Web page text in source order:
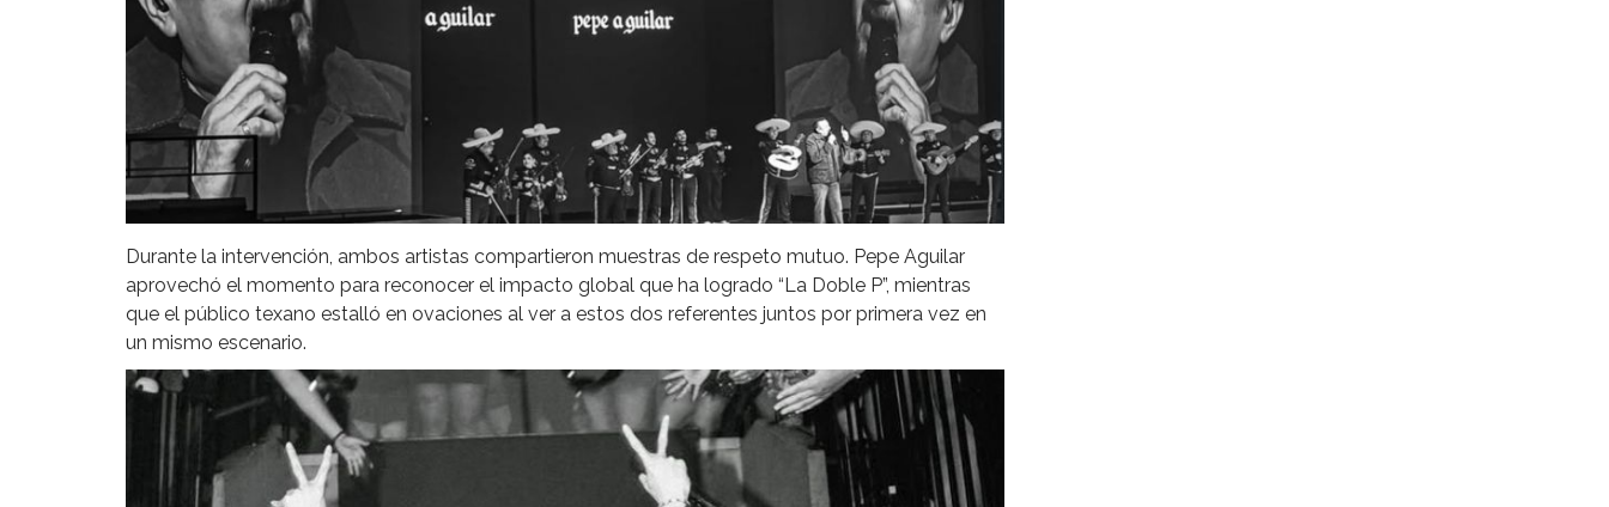
Durante la intervención, ambos artistas compartieron muestras de respeto mutuo. Pepe Aguilar
aprovechó el momento para reconocer el impacto global que ha logrado “La Doble P”, mientras
que el público texano estalló en ovaciones al ver a estos dos referentes juntos por primera vez en
un mismo escenario.